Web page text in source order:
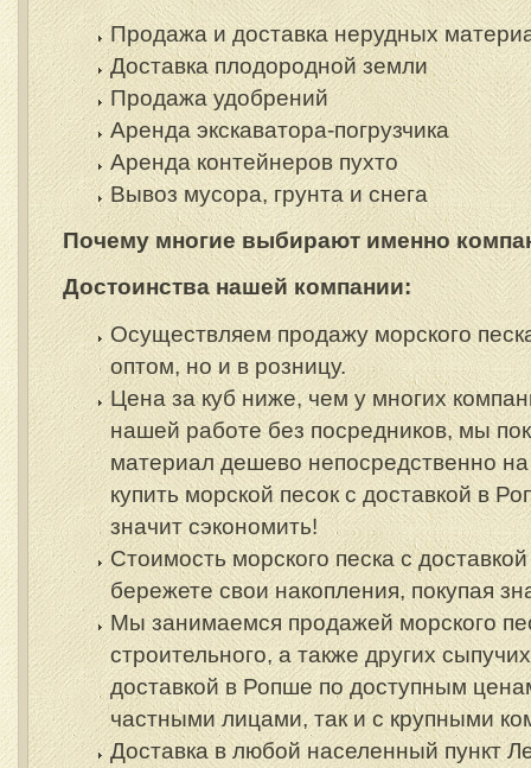
Продажа и доставка нерудных
Доставка плодородной земли
Продажа удобрений
Аренда экскаватора-погрузчика
Аренда контейнеров пухто
Вывоз мусора, грунта и снега
Почему многие выбирают именно
Достоинства нашей компании:
Осуществляем продажу морского
оптом, но и в розницу.
Цена за куб ниже, чем у многих
нашей работе без посредников, мы
материал дешево непосредственно
купить морской песок с доставкой в
значит сэкономить!
Стоимость морского песка с
бережете свои накопления, покупая
Мы занимаемся продажей морского
строительного, а также других
доставкой в Ропше по доступным
частными лицами, так и с крупными
Доставка в любой населенный пункт